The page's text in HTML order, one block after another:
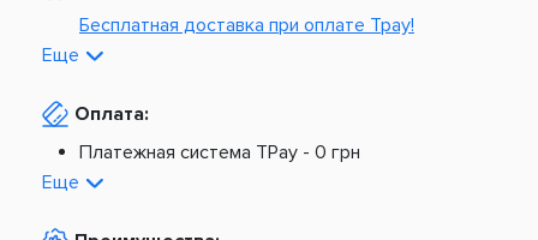
Бесплатная доставка при оплате Tpay!
Из Европы от
Платная доставка по Украине:
Еще
Оплата:
Платежная система TPay - 0 грн
На расчетный счет -
Еще